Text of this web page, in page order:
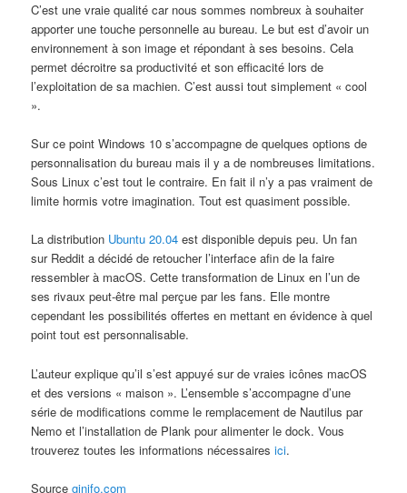
C’est une vraie qualité car nous sommes nombreux à souhaiter
apporter une touche personnelle au bureau. Le but est d’avoir un
environnement à son image et répondant à ses besoins. Cela
permet décroitre sa productivité et son efficacité lors de
l’exploitation de sa machien. C’est aussi tout simplement « cool
».
Sur ce point Windows 10 s’accompagne de quelques options de
personnalisation du bureau mais il y a de nombreuses limitations.
Sous Linux c’est tout le contraire. En fait il n’y a pas vraiment de
limite hormis votre imagination. Tout est quasiment possible.
La distribution Ubuntu 20.04 est disponible depuis peu. Un fan
sur Reddit a décidé de retoucher l’interface afin de la faire
ressembler à macOS. Cette transformation de Linux en l’un de
ses rivaux peut-être mal perçue par les fans. Elle montre
cependant les possibilités offertes en mettant en évidence à quel
point tout est personnalisable.
L’auteur explique qu’il s’est appuyé sur de vraies icônes macOS
et des versions « maison ». L’ensemble s’accompagne d’une
série de modifications comme le remplacement de Nautilus par
Nemo et l’installation de Plank pour alimenter le dock. Vous
trouverez toutes les informations nécessairesici.
Sourceginjfo.com